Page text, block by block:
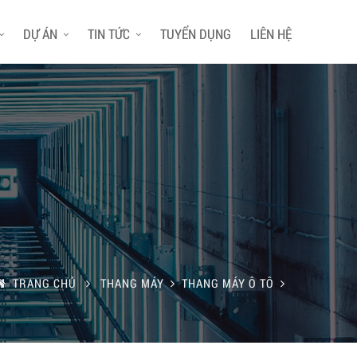
DỰ ÁN TIN TỨC TUYỂN DỤNG LIÊN HỆ
TRANG CHỦ THANG MÁY THANG MÁY Ô TÔ